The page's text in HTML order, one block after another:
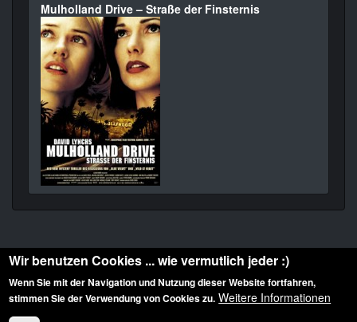
Mulholland Drive – Straße der Finsternis
Diese Website ist urheberrechtlich geschützt: © 2010-2026 der Film Noir de. Alle
Rechte vorbehalten.
Wir benutzen Cookies ... wie vermutlich jeder :)
Wenn Sie mit der Navigation und Nutzung dieser Website fortfahren,
stimmen Sie der Verwendung von Cookies zu. Weitere Informationen